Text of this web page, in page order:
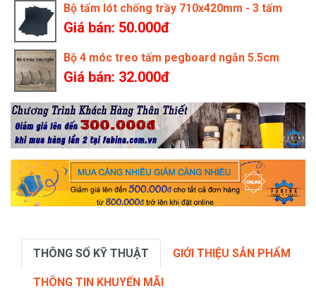
Bộ tấm lót chống trầy 710x420mm - 3 tấm
Giá bán: 50.000đ
Bộ 4 móc treo tấm pegboard ngắn 5.5cm
Giá bán: 32.000đ
THÔNG SỐ KỸ THUẬT GIỚI THIỆU SẢN PHẨM
THÔNG TIN KHUYẾN MÃI